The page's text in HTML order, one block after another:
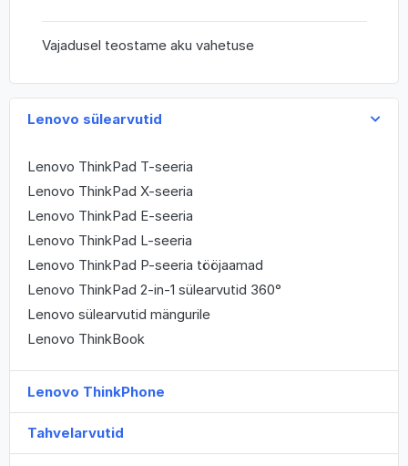
Lenovo sülearvutid
Lenovo ThinkPad T-seeria
Lenovo ThinkPad X-seeria
Lenovo ThinkPad E-seeria
Lenovo ThinkPad L-seeria
Lenovo ThinkPad P-seeria tööjaamad
Lenovo ThinkPad 2-in-1 sülearvutid 360°
Lenovo sülearvutid mängurile
Lenovo ThinkBook
Lenovo ThinkPhone
Tahvelarvutid
Vajadusel teostame aku vahetuse